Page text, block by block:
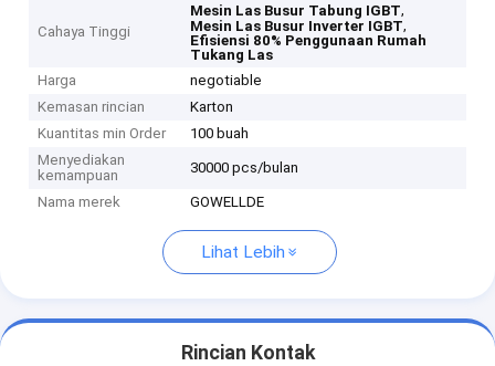
Cahaya Tinggi
Mesin Las Busur Tabung IGBT,
Mesin Las Busur Inverter IGBT,
Efisiensi 80% Penggunaan Rumah
Tukang Las
Harga
negotiable
Kemasan rincian
Karton
Kuantitas min Order
100 buah
Menyediakan
kemampuan
30000 pcs/bulan
Nama merek GOWELLDE
Lihat Lebih
Rincian Kontak